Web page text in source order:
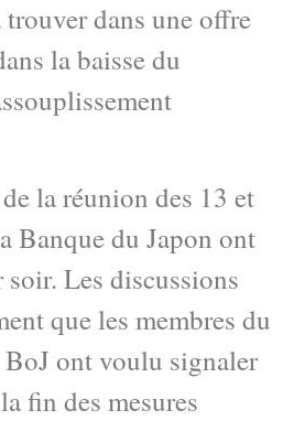
dans une offre
la baisse du
la réunion des 13 et
Banque du Japon ont
Les discussions
que les membres du
ont voulu signaler
fin des mesures